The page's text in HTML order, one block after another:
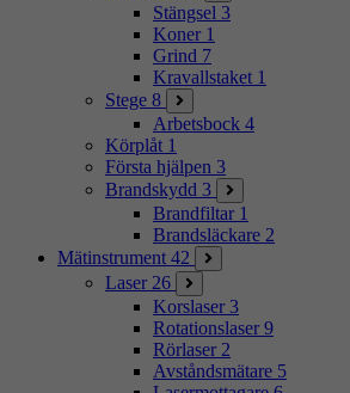
Stängsel 3
Koner 1
Grind 7
Kravallstaket 1
Stege 8
Arbetsbock 4
Körplåt 1
Första hjälpen 3
Brandskydd 3
Brandfiltar 1
Brandsläckare 2
Mätinstrument 42
Laser 26
Korslaser 3
Rotationslaser 9
Rörlaser 2
Avståndsmätare 5